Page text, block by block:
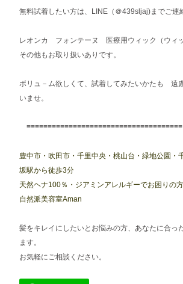
無料試着したい方は、LINE（＠439sljaj)までご連
レオンカ フォンテーヌ 医療用ウィック（ウィッ
その他もお取り扱いありです。
ボリュ－ム欲しくて、試着してみたいかたも 遠
いませ。
≡≡≡≡≡≡≡≡≡≡≡≡≡≡≡≡≡≡≡≡≡≡≡≡≡≡≡≡≡≡≡≡≡≡≡≡≡
豊中市・吹田市・千里中央・桃山台・緑地公園・
坂駅から徒歩3分
天然ヘナ100％・ジアミンアレルギーでお困りの
自然派美容室Aman
髪をキレイにしたいとお悩みの方、あなたに合っ
ます。
お気軽にご相談ください。